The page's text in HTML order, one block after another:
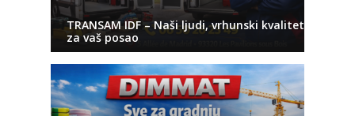
TRANSAM IDF – Naši ljudi, vrhunski kvalitet
za vaš posao